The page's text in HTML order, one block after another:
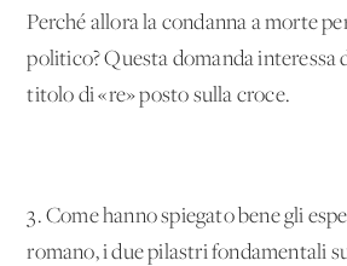
Perché allora la condanna a morte
politico? Questa domanda interessa
titolo di «re» posto sulla croce.
3. Come hanno spiegato bene gli
romano, i due pilastri fondamentali